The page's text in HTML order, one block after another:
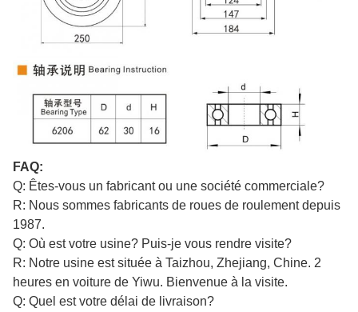
FAQ:
Q: Êtes-vous un fabricant ou une société commerciale?
R: Nous sommes fabricants de roues de roulement depuis
1987.
Q: Où est votre usine? Puis-je vous rendre visite?
R: Notre usine est située à Taizhou, Zhejiang, Chine. 2
heures en voiture de Yiwu. Bienvenue à la visite.
Q: Quel est votre délai de livraison?